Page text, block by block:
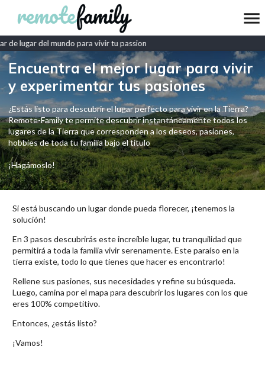
de lugar del mundo para vivir tu passion
Encuentra el mejor lugar para vivir
y experimentar tus pasiones
¿Estás listo para descubrir el lugar perfecto para vivir en la Tierra?
Remote-Family te permite descubrir instantáneamente todos los
lugares de la Tierra que corresponden a los deseos, pasiones,
hobbies de toda tu familia bajo el título
¡Hagámoslo!
Si está buscando un lugar donde pueda florecer, ¡tenemos la
solución!
En 3 pasos descubrirás este increíble lugar, tu tranquilidad que
permitirá a toda la familia vivir serenamente. Este paraíso en la
tierra existe, todo lo que tienes que hacer es encontrarlo!
Rellene sus pasiones, sus necesidades y refine su búsqueda.
Luego, camina por el mapa para descubrir los lugares con los que
eres 100% competitivo.
Entonces, ¿estás listo?
¡Vamos!